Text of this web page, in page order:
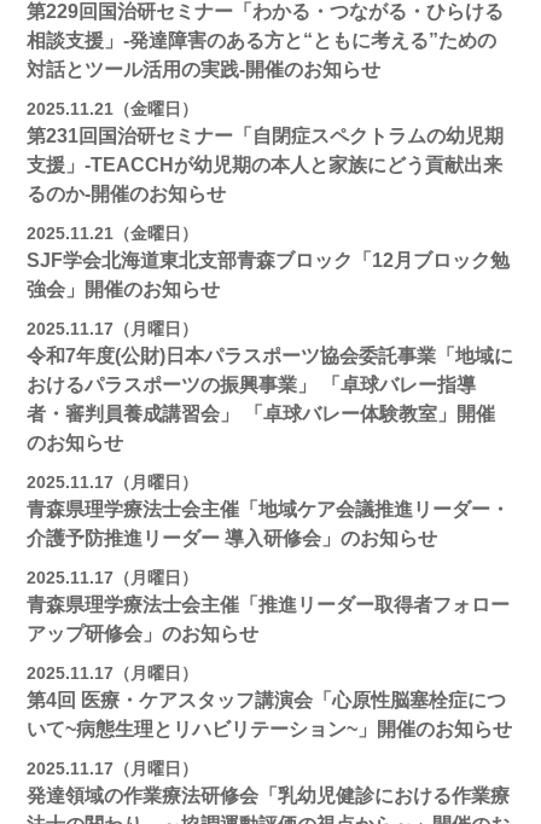
第229回国治研セミナー「わかる・つながる・ひらける
相談支援」-発達障害のある方と“ともに考える”ための
対話とツール活用の実践-開催のお知らせ
2025.11.21（金曜日）
第231回国治研セミナー「自閉症スペクトラムの幼児期
支援」-TEACCHが幼児期の本人と家族にどう貢献出来
るのか-開催のお知らせ
2025.11.21（金曜日）
SJF学会北海道東北支部青森ブロック「12月ブロック勉
強会」開催のお知らせ
2025.11.17（月曜日）
令和7年度(公財)日本パラスポーツ協会委託事業「地域に
おけるパラスポーツの振興事業」 「卓球バレー指導
者・審判員養成講習会」 「卓球バレー体験教室」開催
のお知らせ
2025.11.17（月曜日）
青森県理学療法士会主催「地域ケア会議推進リーダー・
介護予防推進リーダー 導入研修会」のお知らせ
2025.11.17（月曜日）
青森県理学療法士会主催「推進リーダー取得者フォロー
アップ研修会」のお知らせ
2025.11.17（月曜日）
第4回 医療・ケアスタッフ講演会「心原性脳塞栓症につ
いて~病態生理とリハビリテーション~」開催のお知らせ
2025.11.17（月曜日）
発達領域の作業療法研修会「乳幼児健診における作業療